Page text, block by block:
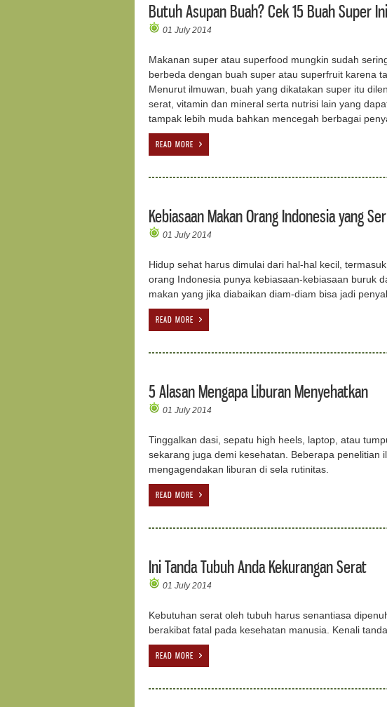
Butuh Asupan Buah? Cek 15 Buah Super
01 July 2014
Makanan super atau superfood mungkin sudah
berbeda dengan buah super atau superfruit karena
Menurut ilmuwan, buah yang dikatakan super itu
serat, vitamin dan mineral serta nutrisi lain yang
tampak lebih muda bahkan mencegah berbagai
READ MORE
Kebiasaan Makan Orang Indonesia yang
01 July 2014
Hidup sehat harus dimulai dari hal-hal kecil,
orang Indonesia punya kebiasaan-kebiasaan buruk
makan yang jika diabaikan diam-diam bisa jadi
READ MORE
5 Alasan Mengapa Liburan Menyehatkan
01 July 2014
Tinggalkan dasi, sepatu high heels, laptop, atau
sekarang juga demi kesehatan. Beberapa penelitian
mengagendakan liburan di sela rutinitas.
READ MORE
Ini Tanda Tubuh Anda Kekurangan Serat
01 July 2014
Kebutuhan serat oleh tubuh harus senantiasa
berakibat fatal pada kesehatan manusia. Kenali
READ MORE